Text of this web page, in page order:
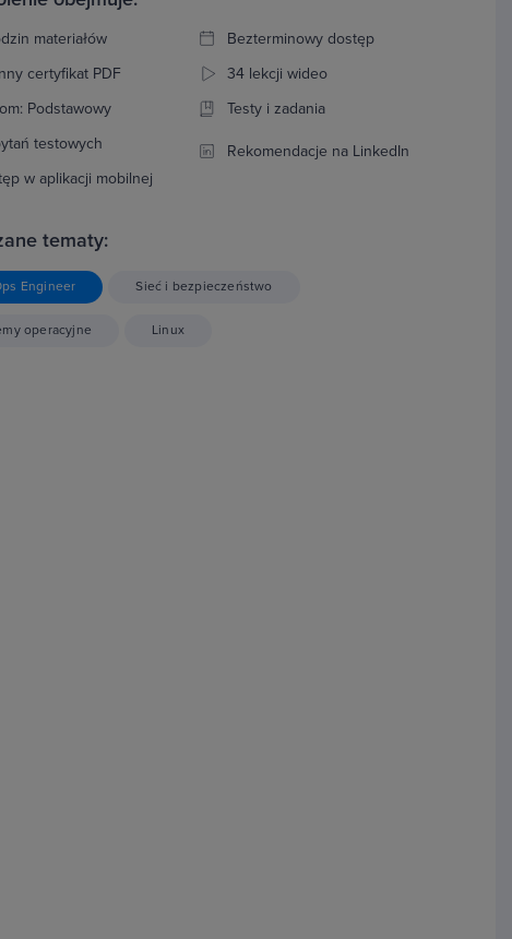
materiałów
Bezterminowy dostęp
certyfikat PDF
34 lekcji wideo
Podstawowy
Testy i zadania
testowych
Rekomendacje na LinkedIn
w aplikacji mobilnej
tematy:
Engineer Sieć i bezpieczeństwo
operacyjne Linux